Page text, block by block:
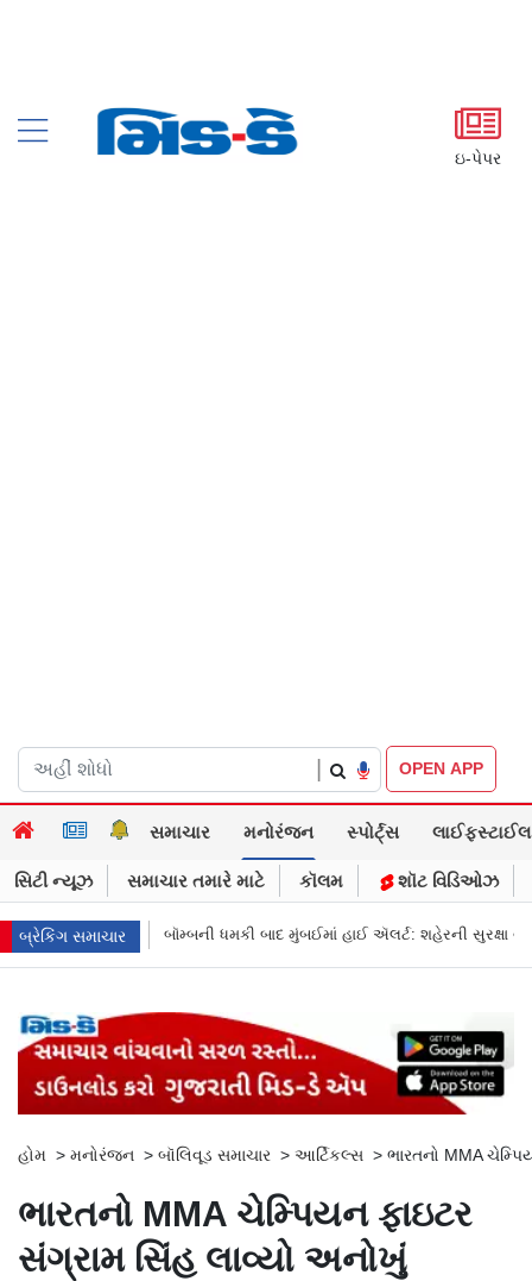
ઇ-પેપર
OPEN APP
સમાચાર મનોરંજન સ્પોર્ટ્સ લાઈફસ્ટાઈલ
સિટી ન્યૂઝ સમાચાર તમારે માટે કૉલમ શૉટ વિડિઓઝ
બ્રેકિંગ સમાચાર
મુંબઈમાં હાઈ ઍલર્ટ: શહેરની સુરક્ષા વધારી તપાસ શરૂ, જુઓ તસવીરો એક
હોમ > મનોરંજન > બૉલિવૂડ સમાચાર > આર્ટિકલ્સ > ભારતનો MMA
ભારતનો MMA ચેમ્પિયન ફાઇટર
સંગ્રામ સિંહ લાવ્યો અનોખું